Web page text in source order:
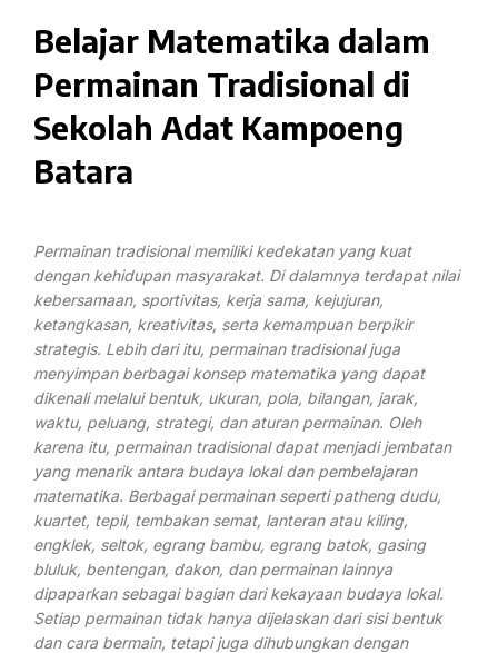
Belajar Matematika dalam
Permainan Tradisional di
Sekolah Adat Kampoeng
Batara
Permainan tradisional memiliki kedekatan yang kuat
dengan kehidupan masyarakat. Di dalamnya terdapat nilai
kebersamaan, sportivitas, kerja sama, kejujuran,
ketangkasan, kreativitas, serta kemampuan berpikir
strategis. Lebih dari itu, permainan tradisional juga
menyimpan berbagai konsep matematika yang dapat
dikenali melalui bentuk, ukuran, pola, bilangan, jarak,
waktu, peluang, strategi, dan aturan permainan. Oleh
karena itu, permainan tradisional dapat menjadi jembatan
yang menarik antara budaya lokal dan pembelajaran
matematika. Berbagai permainan seperti patheng dudu,
kuartet, tepil, tembakan semat, lanteran atau kiling,
engklek, seltok, egrang bambu, egrang batok, gasing
bluluk, bentengan, dakon, dan permainan lainnya
dipaparkan sebagai bagian dari kekayaan budaya lokal.
Setiap permainan tidak hanya dijelaskan dari sisi bentuk
dan cara bermain, tetapi juga dihubungkan dengan